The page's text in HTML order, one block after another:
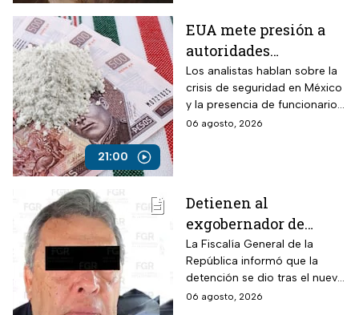
21:00
EUA mete presión a
autoridades
mexicanas para
combatir al
narcotráfico y detener
a funcionarios
Los analistas hablan sobre la
crisis de seguridad en México
y la presencia de funcionarios
corruptos en el narcotráfico
06 agosto, 2026
Detienen al
exgobernador de
Guerrero, Ángel
Aguirre, por el Caso
Ayotzinapa
La Fiscalía General de la
República informó que la
detención se dio tras el nuevo
modelo de investigación
06 agosto, 2026